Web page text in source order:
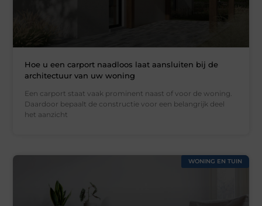
Hoe u een carport naadloos laat aansluiten bij de
architectuur van uw woning
Een carport staat vaak prominent naast of voor de woning.
Daardoor bepaalt de constructie voor een belangrijk deel
het aanzicht
WONING EN TUIN